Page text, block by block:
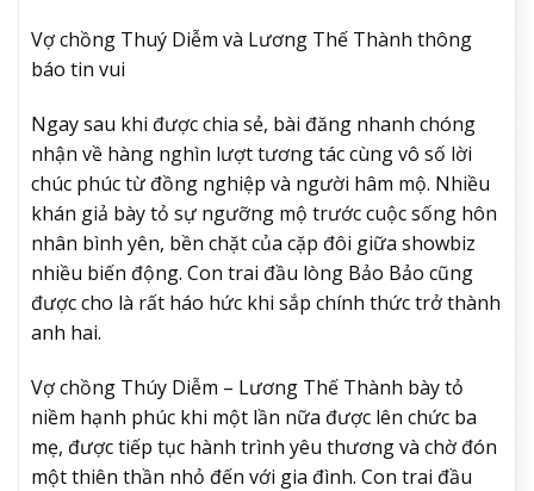
Vợ chồng Thuý Diễm và Lương Thế Thành thông
báo tin vui
Ngay sau khi được chia sẻ, bài đăng nhanh chóng
nhận về hàng nghìn lượt tương tác cùng vô số lời
chúc phúc từ đồng nghiệp và người hâm mộ. Nhiều
khán giả bày tỏ sự ngưỡng mộ trước cuộc sống hôn
nhân bình yên, bền chặt của cặp đôi giữa showbiz
nhiều biến động. Con trai đầu lòng Bảo Bảo cũng
được cho là rất háo hức khi sắp chính thức trở thành
anh hai.
Vợ chồng Thúy Diễm – Lương Thế Thành bày tỏ
niềm hạnh phúc khi một lần nữa được lên chức ba
mẹ, được tiếp tục hành trình yêu thương và chờ đón
một thiên thần nhỏ đến với gia đình. Con trai đầu